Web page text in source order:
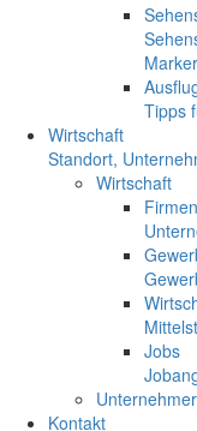
Tipps
Wirtschaft
Standort,
Wirtschaft
Jobs
Kontakt